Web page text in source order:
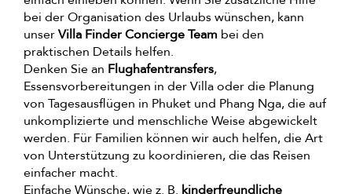
bei der Organisation des Urlaubs wünschen, kann
unserVilla Finder Concierge Team bei den
praktischen Details helfen.
Denken Sie an Flughafentransfers,
Essensvorbereitungen in der Villa oder die Planung
von Tagesausflügen in Phuket und Phang Nga, die auf
unkomplizierte und menschliche Weise abgewickelt
werden. Für Familien können wir auch helfen, die Art
von Unterstützung zu koordinieren, die das Reisen
einfacher macht.
Einfache Wünsche, wie z. B. kinderfreundliche